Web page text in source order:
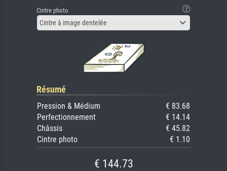
Cintre photo
Cintre à image dentelée
Résumé
Pression & Médium
€ 83.68
Perfectionnement
€ 14.14
Châssis
€ 45.82
Cintre photo
€ 1.10
€ 144.73